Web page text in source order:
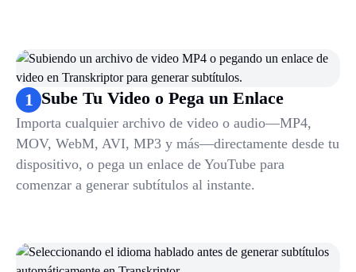
1 Sube Tu Video o Pega un Enlace
Importa cualquier archivo de video o audio—MP4,
MOV, WebM, AVI, MP3 y más—directamente desde tu
dispositivo, o pega un enlace de YouTube para
comenzar a generar subtítulos al instante.